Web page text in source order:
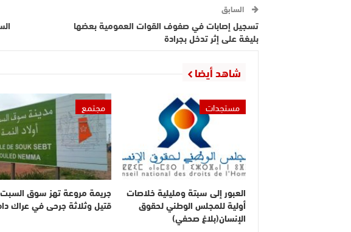
السابق
تسجيل إصابات في صفوف القوات العمومية بعضها
بليغة على إثر تدخل بجرادة
شاهد أيضا
مستجدات
العبور إلى سبتة ومليلية خلاصات
أولية للمجلس الوطني لحقوق
الإنسان(بلاغ صحفي)
مجتمع
جريمة مروعة تهز سوق
قتيل وثلاثة جرحى في عراك